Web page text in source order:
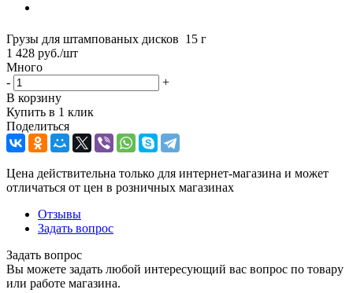
Грузы для штампованых дисков 15 г
1 428 руб./шт
Много
-
+
В корзину
Купить в 1 клик
Поделиться
Цена действительна только для интернет-магазина и может
отличаться от цен в розничных магазинах
Отзывы
Задать вопрос
Задать вопрос
Вы можете задать любой интересующий вас вопрос по товару
или работе магазина.